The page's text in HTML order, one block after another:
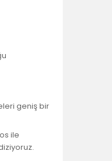
geniş bir
ile